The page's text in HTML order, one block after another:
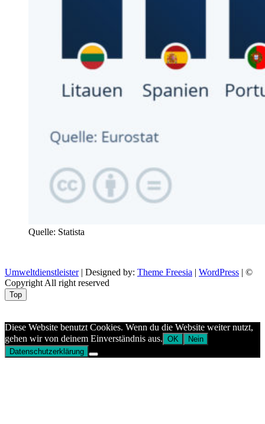
Quelle: Statista
Umweltdienstleister| Designed by: Theme Freesia | WordPress | ©
Copyright All right reserved
Top
Diese Website benutzt Cookies. Wenn du die Website weiter nutzt,
gehen wir von deinem Einverständnis aus. OK
Nein
Datenschutzerklärung